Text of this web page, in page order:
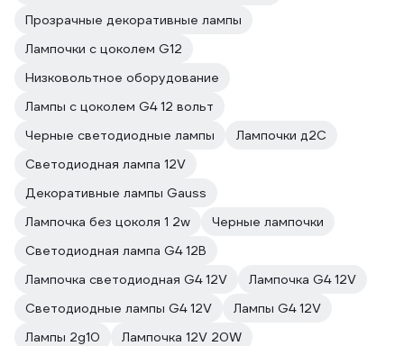
Прозрачные декоративные лампы
Лампочки с цоколем G12
Низковольтное оборудование
Лампы с цоколем G4 12 вольт
Черные светодиодные лампы
Лампочки д2С
Светодиодная лампа 12V
Декоративные лампы Gauss
Лампочка без цоколя 1 2w
Черные лампочки
Светодиодная лампа G4 12В
Лампочка светодиодная G4 12V
Лампочка G4 12V
Светодиодные лампы G4 12V
Лампы G4 12V
Лампы 2g10
Лампочка 12V 20W